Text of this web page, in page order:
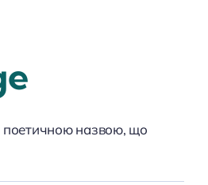
поетичною назвою, що